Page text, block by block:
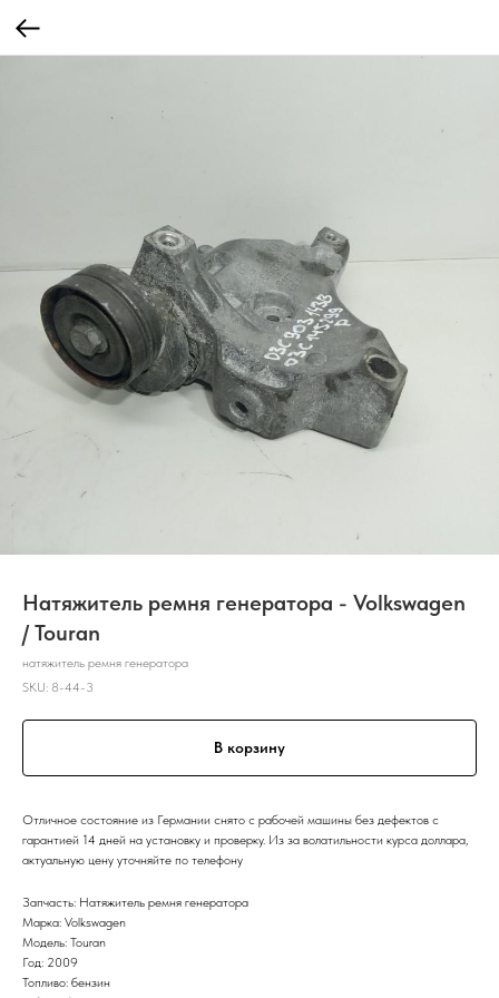
Натяжитель ремня генератора - Volkswagen
/ Touran
натяжитель ремня генератора
SKU: 8-44-3
В корзину
Отличное состояние из Германии снято с рабочей машины без дефектов с
гарантией 14 дней на установку и проверку. Из за волатильности курса доллара,
актуальную цену уточняйте по телефону
Запчасть: Натяжитель ремня генератора
Марка: Volkswagen
Модель: Touran
Год: 2009
Топливо: бензин